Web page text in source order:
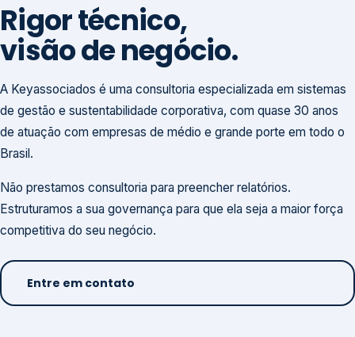
Rigor técnico,
visão de negócio.
A Keyassociados é uma consultoria especializada em sistemas
de gestão e sustentabilidade corporativa, com quase 30 anos
de atuação com empresas de médio e grande porte em todo o
Brasil.
Não prestamos consultoria para preencher relatórios.
Estruturamos a sua governança para que ela seja a maior força
competitiva do seu negócio.
Entre em contato